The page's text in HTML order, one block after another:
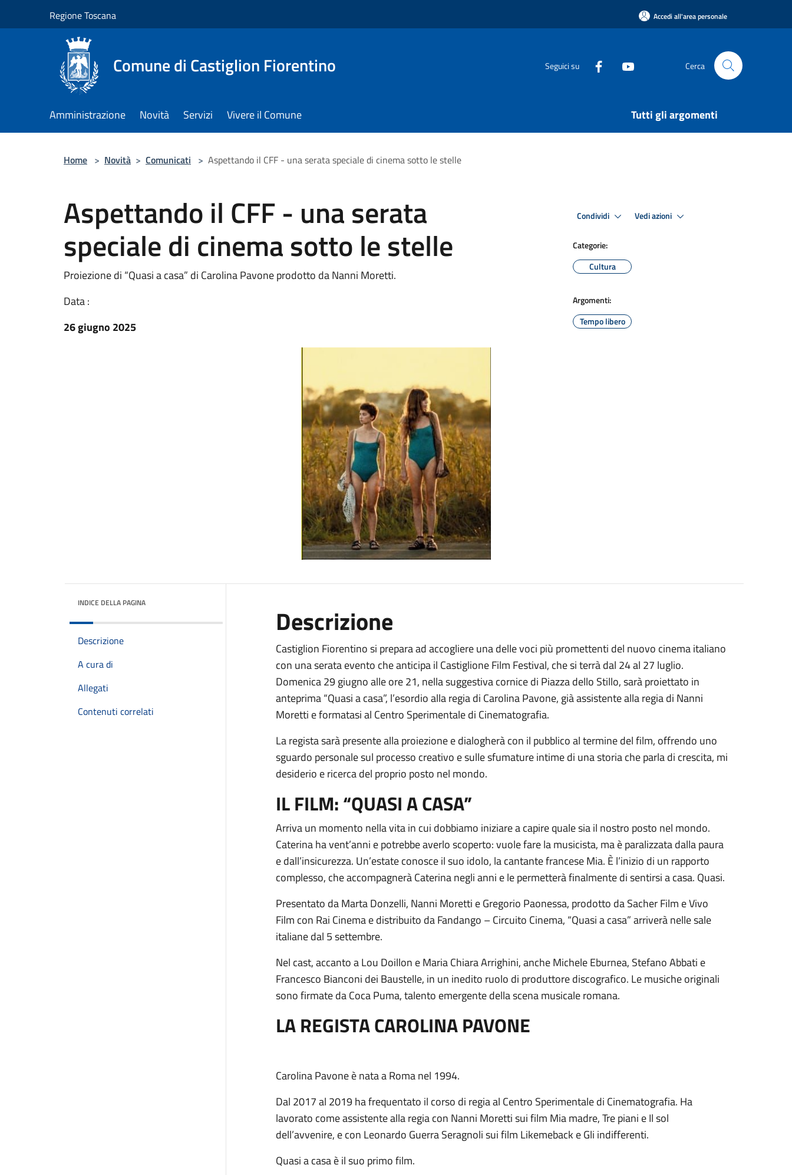
Regione Toscana Accedi all'area personale
Comune di Castiglion Fiorentino Seguici su Cerca
Amministrazione Novità Servizi Vivere il Comune Tutti gli argomenti
Home > Novità > Comunicati > Aspettando il CFF - una serata speciale di cinema sotto le stelle
Aspettando il CFF - una serata
speciale di cinema sotto le stelle
Proiezione di “Quasi a casa” di Carolina Pavone prodotto da Nanni Moretti.
Data :
26 giugno 2025
Condividi Vedi azioni
Categorie:
Cultura
Argomenti:
Tempo libero
INDICE DELLA PAGINA
Descrizione
A cura di
Allegati
Contenuti correlati
Descrizione
Castiglion Fiorentino si prepara ad accogliere una delle voci più promettenti del nuovo cinema italiano
con una serata evento che anticipa il Castiglione Film Festival, che si terrà dal 24 al 27 luglio.
Domenica 29 giugno alle ore 21, nella suggestiva cornice di Piazza dello Stillo, sarà proiettato in
anteprima “Quasi a casa”, l’esordio alla regia di Carolina Pavone, già assistente alla regia di Nanni
Moretti e formatasi al Centro Sperimentale di Cinematografia.
La regista sarà presente alla proiezione e dialogherà con il pubblico al termine del film, offrendo uno
sguardo personale sul processo creativo e sulle sfumature intime di una storia che parla di crescita, mi
desiderio e ricerca del proprio posto nel mondo.
IL FILM: “QUASI A CASA”
Arriva un momento nella vita in cui dobbiamo iniziare a capire quale sia il nostro posto nel mondo.
Caterina ha vent’anni e potrebbe averlo scoperto: vuole fare la musicista, ma è paralizzata dalla paura
e dall’insicurezza. Un’estate conosce il suo idolo, la cantante francese Mia. È l’inizio di un rapporto
complesso, che accompagnerà Caterina negli anni e le permetterà finalmente di sentirsi a casa. Quasi.
Presentato da Marta Donzelli, Nanni Moretti e Gregorio Paonessa, prodotto da Sacher Film e Vivo
Film con Rai Cinema e distribuito da Fandango – Circuito Cinema, “Quasi a casa” arriverà nelle sale
italiane dal 5 settembre.
Nel cast, accanto a Lou Doillon e Maria Chiara Arrighini, anche Michele Eburnea, Stefano Abbati e
Francesco Bianconi dei Baustelle, in un inedito ruolo di produttore discografico. Le musiche originali
sono firmate da Coca Puma, talento emergente della scena musicale romana.
LA REGISTA CAROLINA PAVONE
Carolina Pavone è nata a Roma nel 1994.
Dal 2017 al 2019 ha frequentato il corso di regia al Centro Sperimentale di Cinematografia. Ha
lavorato come assistente alla regia con Nanni Moretti sui film Mia madre, Tre piani e Il sol
dell’avvenire, e con Leonardo Guerra Seragnoli sui film Likemeback e Gli indifferenti.
Quasi a casa è il suo primo film.